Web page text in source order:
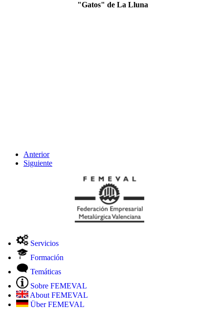
"Gatos" de La Lluna
Anterior
Siguiente
Servicios
Formación
Temáticas
Sobre FEMEVAL
About FEMEVAL
Über FEMEVAL